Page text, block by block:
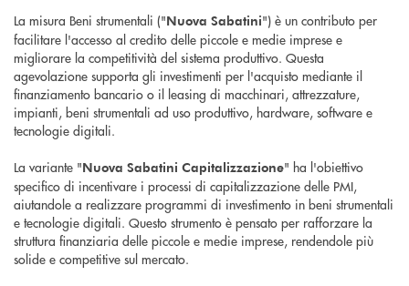
La misura Beni strumentali ("Nuova Sabatini") è un contributo per
facilitare l'accesso al credito delle piccole e medie imprese e
migliorare la competitività del sistema produttivo. Questa
agevolazione supporta gli investimenti per l'acquisto mediante il
finanziamento bancario o il leasing di macchinari, attrezzature,
impianti, beni strumentali ad uso produttivo, hardware, software e
tecnologie digitali.
La variante "Nuova Sabatini Capitalizzazione" ha l'obiettivo
specifico di incentivare i processi di capitalizzazione delle PMI,
aiutandole a realizzare programmi di investimento in beni strumentali
e tecnologie digitali. Questo strumento è pensato per rafforzare la
struttura finanziaria delle piccole e medie imprese, rendendole più
solide e competitive sul mercato.